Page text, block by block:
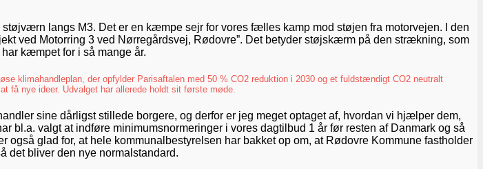
langs M3. Det er en kæmpe sejr for vores fælles kamp mod støjen fra motorvejen. I den
ved Motorring 3 ved Nørregårdsvej, Rødovre”. Det betyder støjskærm på den strækning, som
kæmpet for i så mange år.
klimahandleplan, der opfylder Parisaftalen med 50 % CO2 reduktion i 2030 og et fuldstændigt CO2 neutralt
få nye ideer. Udvalget har allerede holdt sit første møde.
sine dårligst stillede borgere, og derfor er jeg meget optaget af, hvordan vi hjælper dem,
valgt at indføre minimumsnormeringer i vores dagtilbud 1 år før resten af Danmark og så
glad for, at hele kommunalbestyrelsen har bakket op om, at Rødovre Kommune fastholder
det bliver den nye normalstandard.